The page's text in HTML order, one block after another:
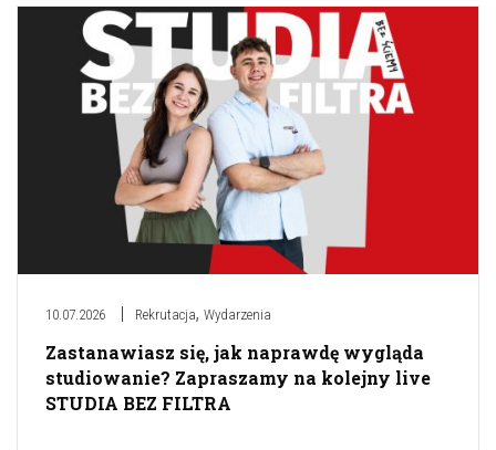
10.07.2026 Rekrutacja, Wydarzenia
Zastanawiasz się, jak naprawdę wygląda
studiowanie? Zapraszamy na kolejny live
STUDIA BEZ FILTRA